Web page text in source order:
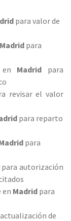
para valor de
Madrid para
en Madrid para
revisar el valor
para reparto
para
para autorización
en Madrid para
de